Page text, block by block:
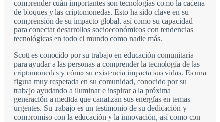
comprender cuán importantes son tecnologías como la cadena
de bloques y las criptomonedas. Esto ha sido clave en su
comprensión de su impacto global, así como su capacidad
para conectar desarrollos socioeconómicos con tendencias
tecnológicas en todo el mundo como nadie más.
Scott es conocido por su trabajo en educación comunitaria
para ayudar a las personas a comprender la tecnología de las
criptomonedas y cómo su existencia impacta sus vidas. Es una
figura muy respetada en su comunidad, conocido por su
trabajo ayudando a iluminar e inspirar a la próxima
generación a medida que canalizan sus energías en temas
urgentes. Su trabajo es un testimonio de su dedicación y
compromiso con la educación y la innovación, así como con